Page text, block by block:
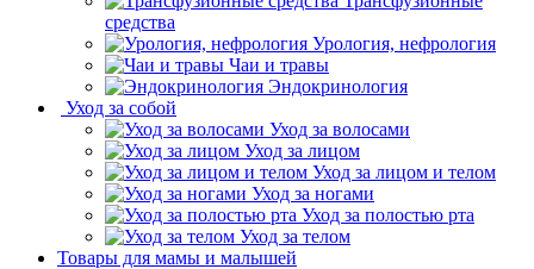
средства
Урология, нефрология
Чаи и травы
Эндокринология
Уход за собой
Уход за волосами
Уход за лицом
Уход за лицом и телом
Уход за ногами
Уход за полостью рта
Уход за телом
Товары для мамы и малышей